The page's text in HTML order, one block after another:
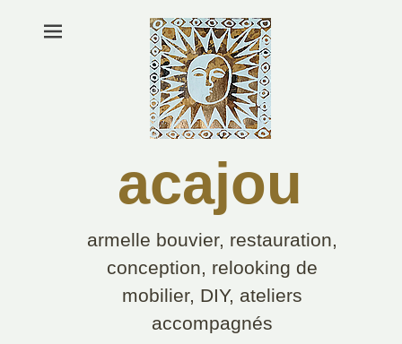
acajou
armelle bouvier, restauration,
conception, relooking de
mobilier, DIY, ateliers
accompagnés